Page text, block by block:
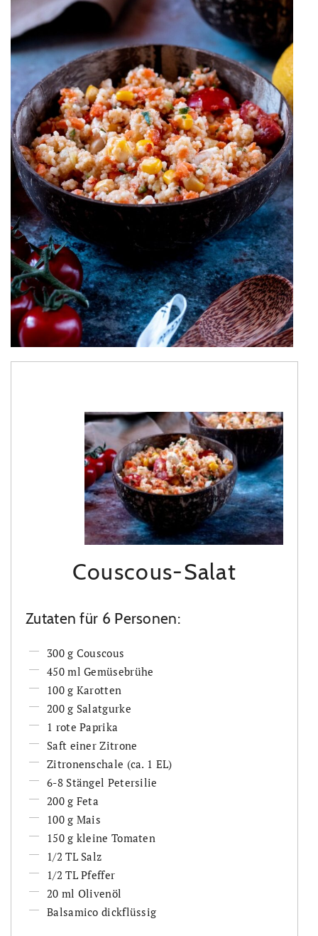
Couscous-Salat
Zutaten für 6 Personen:
300 g Couscous
450 ml Gemüsebrühe
100 g Karotten
200 g Salatgurke
1 rote Paprika
Saft einer Zitrone
Zitronenschale (ca. 1 EL)
6-8 Stängel Petersilie
200 g Feta
100 g Mais
150 g kleine Tomaten
1/2 TL Salz
1/2 TL Pfeffer
20 ml Olivenöl
Balsamico dickflüssig